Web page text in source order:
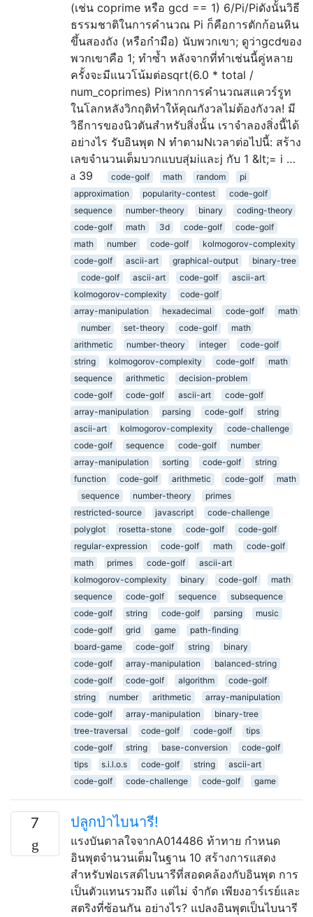
(เช่น coprime หรือ gcd == 1) 6/Pi/Piดังนั้นวิธี
ธรรมชาติในการคำนวณ Pi ก็คือการตักก้อนหิน
ขึ้นสองถัง (หรือกำมือ) นับพวกเขา; ดูว่าgcdของ
พวกเขาคือ 1; ทำซ้ำ หลังจากที่ทำเช่นนี้คู่หลาย
ครั้งจะมีแนวโน้มต่อsqrt(6.0 * total /
num_coprimes) Piหากการคำนวณสแควร์รูท
ในโลกหลังวิกฤติทำให้คุณกังวลไม่ต้องกังวล! มี
วิธีการของนิวตันสำหรับสิ่งนั้น เราจำลองสิ่งนี้ได้
อย่างไร รับอินพุต N ทำตามNเวลาต่อไปนี้: สร้าง
เลขจำนวนเต็มบวกแบบสุ่มiและj กับ 1 &lt;= i …
39
code-golf math random
pi
approximation
popularity-contest
code-golf
sequence
number-theory binary
coding-theory
code-golf
math 3d code-golf
code-golf
math
number code-golf
kolmogorov-complexity
code-golf
ascii-art graphical-output
binary-tree
code-golf
ascii-art code-golf
ascii-art
kolmogorov-complexity
code-golf
array-manipulation
hexadecimal code-golf
math
number
set-theory code-golf
math
arithmetic
number-theory integer
code-golf
string
kolmogorov-complexity code-golf
math
sequence
arithmetic
decision-problem
code-golf
code-golf ascii-art
code-golf
array-manipulation
parsing code-golf
string
ascii-art
kolmogorov-complexity
code-challenge
code-golf
sequence code-golf
number
array-manipulation
sorting code-golf
string
function
code-golf arithmetic code-golf
math
sequence
number-theory
primes
restricted-source
javascript
code-challenge
polyglot
rosetta-stone code-golf
code-golf
regular-expression
code-golf math
code-golf
math
primes code-golf
ascii-art
kolmogorov-complexity
binary code-golf
math
sequence
code-golf sequence
subsequence
code-golf
string code-golf parsing
music
code-golf
grid game
path-finding
board-game
code-golf string
binary
code-golf
array-manipulation
balanced-string
code-golf
code-golf algorithm
code-golf
string
number arithmetic
array-manipulation
code-golf
array-manipulation
binary-tree
tree-traversal
code-golf code-golf
tips
code-golf
string base-conversion
code-golf
tips
s.i.l.o.s code-golf string
ascii-art
code-golf
code-challenge code-golf game
7 ปลูกป่าไบนารี!
แรงบันดาลใจจากA014486 ท้าทาย กำหนด
อินพุตจำนวนเต็มในฐาน 10 สร้างการแสดง
สำหรับฟอเรสต์ไบนารีที่สอดคล้องกับอินพุต การ
เป็นตัวแทนรวมถึง แต่ไม่ จำกัด เพียงอาร์เรย์และ
สตริงที่ซ้อนกัน อย่างไร? แปลงอินพุตเป็นไบนารี